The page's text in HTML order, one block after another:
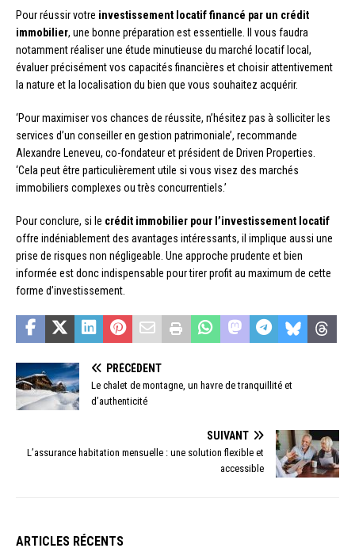
Pour réussir votre investissement locatif financé par un crédit
immobilier, une bonne préparation est essentielle. Il vous faudra
notamment réaliser une étude minutieuse du marché locatif local,
évaluer précisément vos capacités financières et choisir attentivement
la nature et la localisation du bien que vous souhaitez acquérir.
‘Pour maximiser vos chances de réussite, n’hésitez pas à solliciter les
services d’un conseiller en gestion patrimoniale’, recommande
Alexandre Leneveu, co-fondateur et président de Driven Properties.
‘Cela peut être particulièrement utile si vous visez des marchés
immobiliers complexes ou très concurrentiels.’
Pour conclure, si le crédit immobilier pour l’investissement locatif
offre indéniablement des avantages intéressants, il implique aussi une
prise de risques non négligeable. Une approche prudente et bien
informée est donc indispensable pour tirer profit au maximum de cette
forme d’investissement.
PRÉCÉDENT
Le chalet de montagne, un havre de tranquillité et
d’authenticité
SUIVANT
L’assurance habitation mensuelle : une solution flexible et
accessible
ARTICLES RÉCENTS